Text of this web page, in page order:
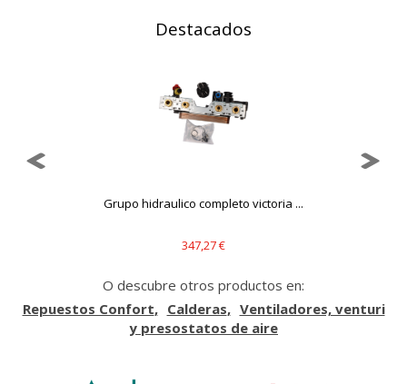
Destacados
Grupo hidraulico completo victoria ...
347,27 €
O descubre otros productos en:
Repuestos Confort
Calderas
Ventiladores, venturi
y presostatos de aire
política de cookies